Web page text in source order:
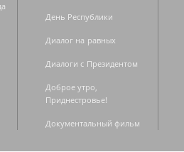
День Республики
Диалог на равных
Диалоги с Президентом
Доброе утро,
Приднестровье!
Документальный фильм